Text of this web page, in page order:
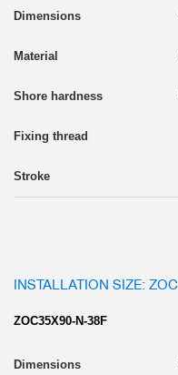
INSTALLATION SIZE:
ZOC35X90-N-38F